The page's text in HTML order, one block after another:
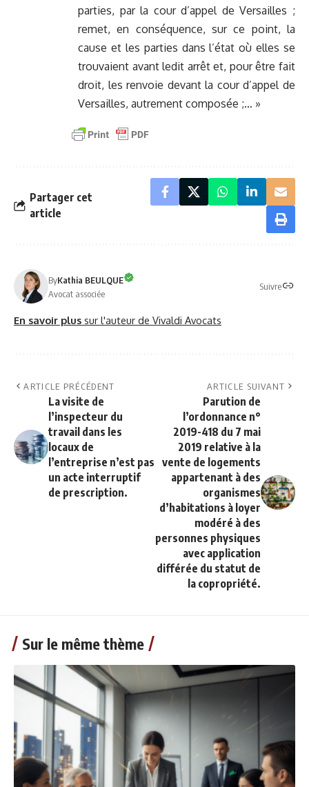
parties, par la cour d’appel de Versailles ;
remet, en conséquence, sur ce point, la
cause et les parties dans l’état où elles se
trouvaient avant ledit arrêt et, pour être fait
droit, les renvoie devant la cour d’appel de
Versailles, autrement composée ;… »
Partager cet
article
ByKathia BEULQUE
Avocat associée
Suivre
En savoir plus sur l'auteur de Vivaldi Avocats
ARTICLE PRÉCÉDENT
La visite de
l’inspecteur du
travail dans les
locaux de
l’entreprise n’est pas
un acte interruptif
de prescription.
ARTICLE SUIVANT
Parution de
l’ordonnance n°
2019-418 du 7 mai
2019 relative à la
vente de logements
appartenant à des
organismes
d’habitations à loyer
modéré à des
personnes physiques
avec application
différée du statut de
la copropriété.
Sur le même thème